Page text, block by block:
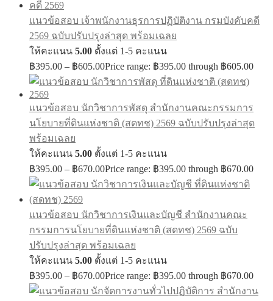
แนวข้อสอบ เจ้าพนักงานธุรการปฏิบัติงาน กรมบังคับคดี
2569 ฉบับปรับปรุงล่าสุด พร้อมเฉลย
ให้คะแนน 5.00 ตั้งแต่ 1-5 คะแนน
฿395.00 – ฿605.00Price range: ฿395.00 through ฿605.00
แนวข้อสอบ นักวิชาการพัสดุ สำนักงานคณะกรรมการ
นโยบายที่ดินแห่งชาติ (สดทช) 2569 ฉบับปรับปรุงล่าสุด
พร้อมเฉลย
ให้คะแนน 5.00 ตั้งแต่ 1-5 คะแนน
฿395.00 – ฿670.00Price range: ฿395.00 through ฿670.00
แนวข้อสอบ นักวิชาการเงินและบัญชี สำนักงานคณะ
กรรมการนโยบายที่ดินแห่งชาติ (สดทช) 2569 ฉบับ
ปรับปรุงล่าสุด พร้อมเฉลย
ให้คะแนน 5.00 ตั้งแต่ 1-5 คะแนน
฿395.00 – ฿670.00Price range: ฿395.00 through ฿670.00